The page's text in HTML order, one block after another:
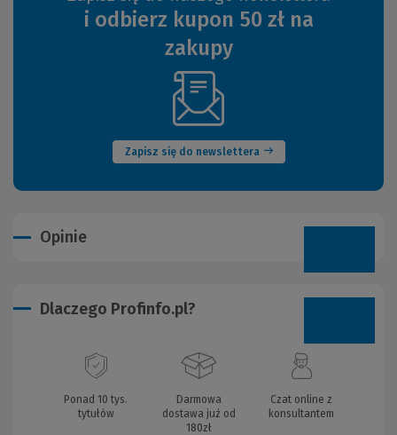
i odbierz kupon 50 zł na
zakupy
Zapisz się do newslettera
(Nowe
okno)
Opinie
Dlaczego Profinfo.pl?
Ponad 10 tys.
tytułów
Darmowa
dostawa już od
180zł
Czat online z
konsultantem